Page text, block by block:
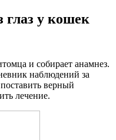
глаз у кошек
и собирает анамнез.
наблюдений за
верный
лечение.